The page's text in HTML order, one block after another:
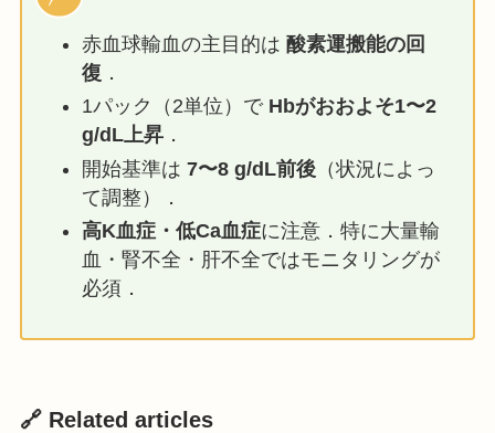
赤血球輸血の主目的は 酸素運搬能の回
復 ．
1パック（2単位）で Hbがおおよそ1〜2
g/dL上昇．
開始基準は 7〜8 g/dL前後（状況によっ
て調整）．
高K血症・低Ca血症に注意．特に大量輸
血・腎不全・肝不全ではモニタリングが
必須．
🔗 Related articles